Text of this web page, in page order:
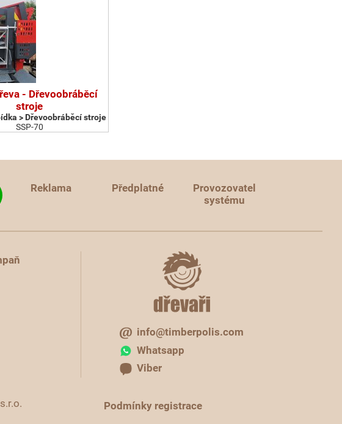
- Dřevoobráběcí
stroje
> Dřevoobráběcí stroje
SSP-70
Reklama Předplatné
Provozovatel
systému
info@timberpolis.com
Whatsapp
Viber
Podmínky registrace